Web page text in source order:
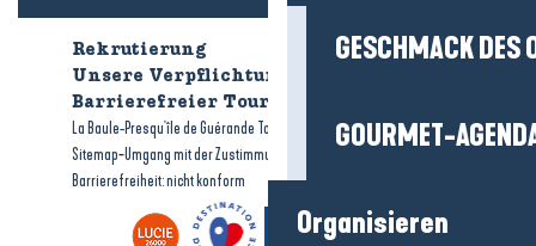
GESCHMACK DES
GOURMET-
Organisieren
Rekrutierung
Wer sind wir?
Unsere Verpflichtungen
Barrierefreier Tourismus
La Baule-Presqu'île de Guérande Tourismus Rechtliche Hinweise-
Sitemap-Umgang mit der Zustimmung
Barrierefreiheit: nicht konform